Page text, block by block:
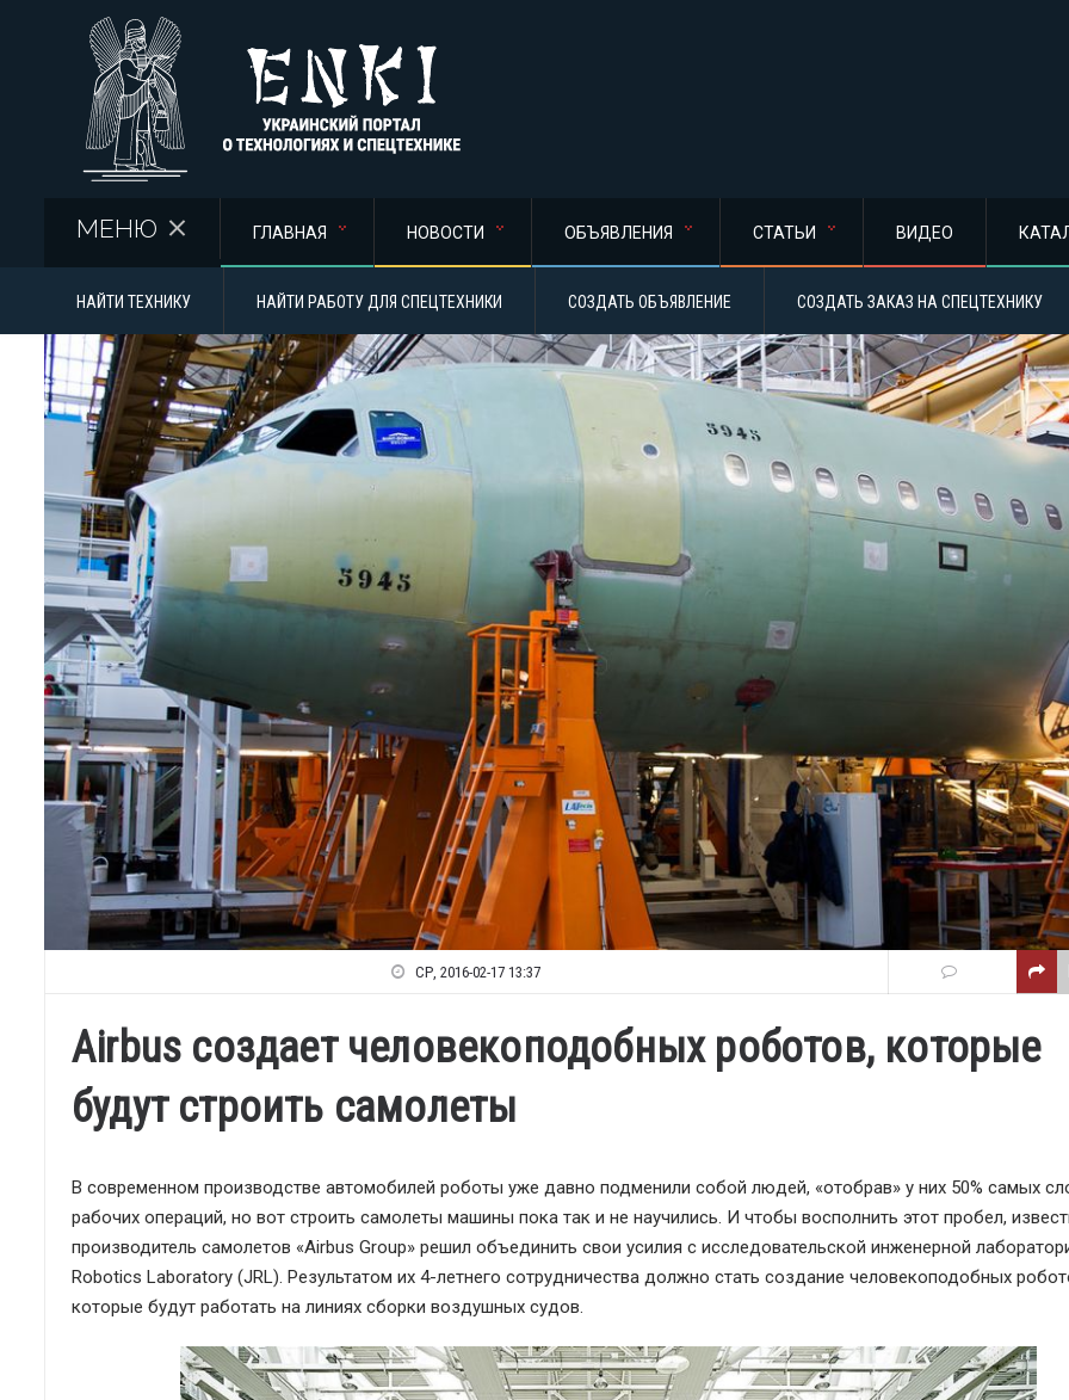
МЕНЮ ГЛАВНАЯ НОВОСТИ ОБЪЯВЛЕНИЯ СТАТЬИ ВИДЕО
НАЙТИ ТЕХНИКУ НАЙТИ РАБОТУ ДЛЯ СПЕЦТЕХНИКИ СОЗДАТЬ ОБЪЯВЛЕНИЕ СОЗДАТЬ ЗАКАЗ НА СПЕЦТЕХНИКУ
СР, 2016-02-17 13:37
Airbus создает человекоподобных роботов, которые
будут строить самолеты
В современном производстве автомобилей роботы уже давно подменили собой людей, «отобрав» у них 50% самых
рабочих операций, но вот строить самолеты машины пока так и не научились. И чтобы восполнить этот пробел,
производитель самолетов «Airbus Group» решил объединить свои усилия с исследовательской инженерной
Robotics Laboratory (JRL). Результатом их 4-летнего сотрудничества должно стать создание человекоподобных
которые будут работать на линиях сборки воздушных судов.